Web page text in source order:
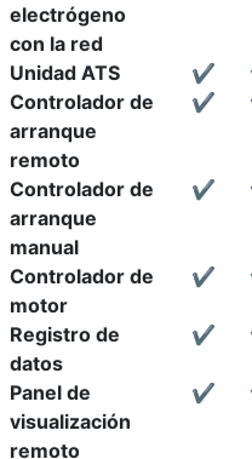
electrógeno
con la red
Unidad ATS ✔
Controlador de
arranque
remoto
✔
Controlador de
arranque
manual
✔
Controlador de
motor
✔
Registro de
datos
✔
Panel de
visualización
remoto
✔